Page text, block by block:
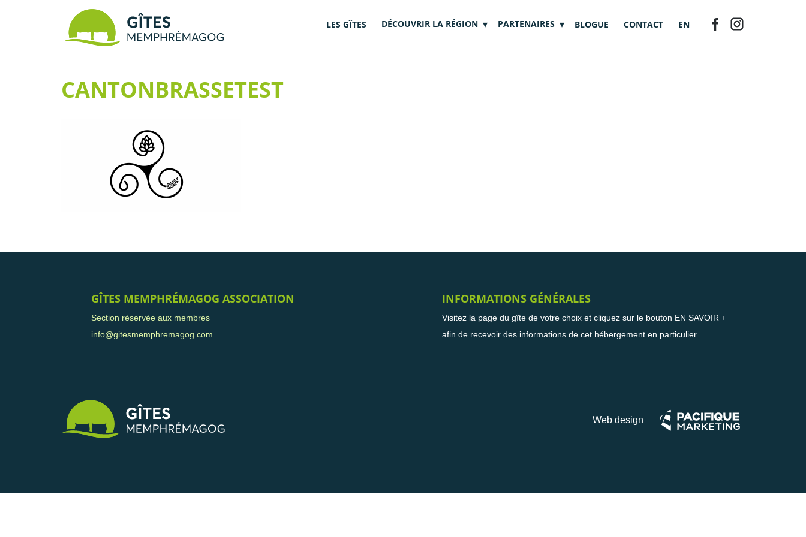
LES GÎTES DÉCOUVRIR LA RÉGION PARTENAIRES BLOGUE CONTACT EN
CANTONBRASSETEST
GÎTES MEMPHRÉMAGOG ASSOCIATION
Section réservée aux membres
info@gitesmemphremagog.com
INFORMATIONS GÉNÉRALES
Visitez la page du gîte de votre choix et cliquez sur le bouton EN SAVOIR +
afin de recevoir des informations de cet hébergement en particulier.
Web design